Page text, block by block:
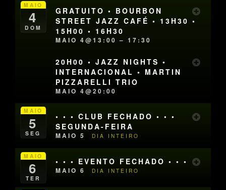
MAIO
4
DOM
GRATUITO • BOURBON
STREET JAZZ CAFÉ • 13H30 •
15H00 • 16H30
MAIO 4@13:00 – 17:30
20H00 • JAZZ NIGHTS •
INTERNACIONAL • MARTIN
PIZZARELLI TRIO
MAIO 4@20:00
MAIO
5
SEG
• • • CLUB FECHADO • • •
SEGUNDA-FEIRA
MAIO 5 DIA INTEIRO
MAIO
6
TER
• • • EVENTO FECHADO • • •
MAIO 6 DIA INTEIRO